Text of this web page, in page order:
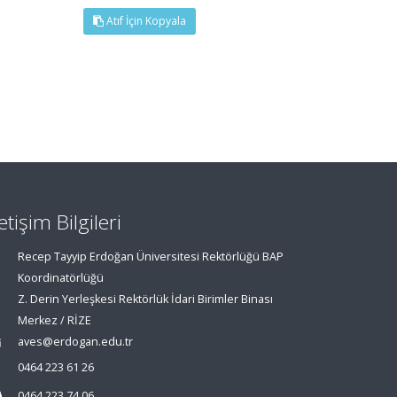
Atıf İçin Kopyala
Bilgileri
Recep Tayyip Erdoğan Üniversitesi Rektörlüğü BAP
Koordinatörlüğü
Z. Derin Yerleşkesi Rektörlük İdari Birimler Binası
Merkez / RİZE
aves@erdogan.edu.tr
0464 223 61 26